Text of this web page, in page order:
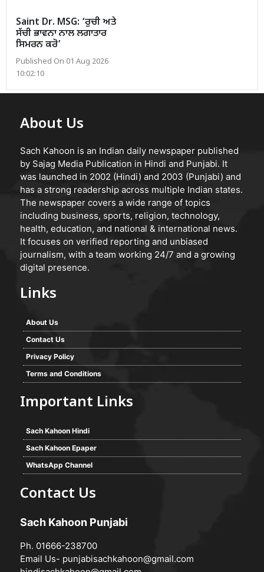
ਸਿਮਰਨ ਕਰੋ’
10:02:10
About Us
Sach Kahoon is an Indian daily newspaper published
by Sajag Media Publication in Hindi and Punjabi. It
was launched in 2002 (Hindi) and 2003 (Punjabi) and
has a strong readership across multiple Indian states.
including business, sports, religion, technology,
It focuses on verified reporting and unbiased
journalism, with a team working 24/7 and a growing
digital presence.
Links
About Us
Privacy Policy
Terms and Conditions
Important Links
Sach Kahoon Epaper
WhatsApp Channel